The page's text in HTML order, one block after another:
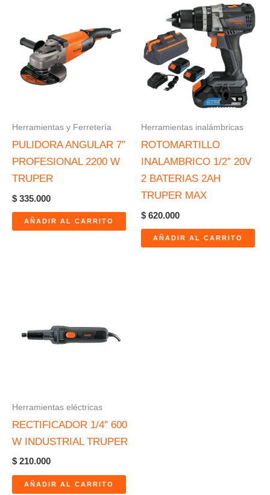
Herramientas y Ferretería
PULIDORA ANGULAR 7″
PROFESIONAL 2200 W
TRUPER
$ 335.000
AÑADIR AL CARRITO
Herramientas inalámbricas
ROTOMARTILLO
INALAMBRICO 1/2″ 20V
2 BATERIAS 2AH
TRUPER MAX
$ 620.000
AÑADIR AL CARRITO
Herramientas eléctricas
RECTIFICADOR 1/4″ 600
W INDUSTRIAL TRUPER
$ 210.000
AÑADIR AL CARRITO